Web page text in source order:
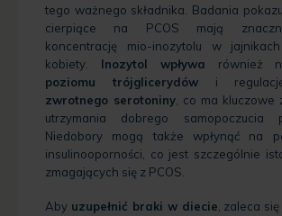
tego ważnego składnika. Badania
cierpiące na PCOS mają
koncentrację mio-inozytolu w
kobiety. Inozytol wpływa również
poziomu trójglicerydów i
zwrotnego serotoniny , co ma
utrzymania dobrego samopoczucia
Niedobory mogą także wpłynąć na
insulinooporności, co jest szczególnie
zmagających się z PCOS.
Aby uzupełnić braki w diecie, zaleca